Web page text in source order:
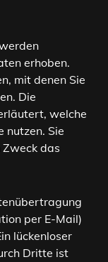
erhoben.
mit denen Sie
Die
welche
nutzen. Sie
das
per E-Mail)
lückenloser
Dritte ist